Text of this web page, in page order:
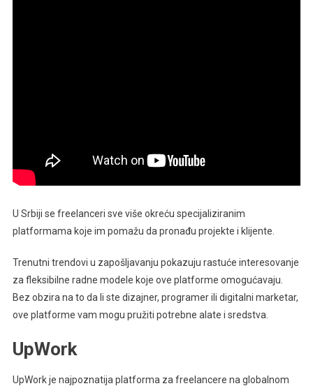
U Srbiji se freelanceri sve više okreću specijaliziranim
platformama koje im pomažu da pronađu projekte i klijente.
Trenutni trendovi u zapošljavanju pokazuju rastuće interesovanje
za fleksibilne radne modele koje ove platforme omogućavaju.
Bez obzira na to da li ste dizajner, programer ili digitalni marketar,
ove platforme vam mogu pružiti potrebne alate i sredstva.
UpWork
UpWork je najpoznatija platforma za freelancere na globalnom